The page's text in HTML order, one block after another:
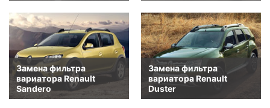
Замена фильтра
вариатора Renault
Sandero
Замена фильтра
вариатора Renault
Duster